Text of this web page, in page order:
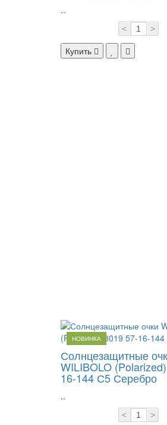
..
< >
Купить
НОВИНКА
Солнцезащитные
WILIBOLO
16-144 С5 Серебро
..
< >